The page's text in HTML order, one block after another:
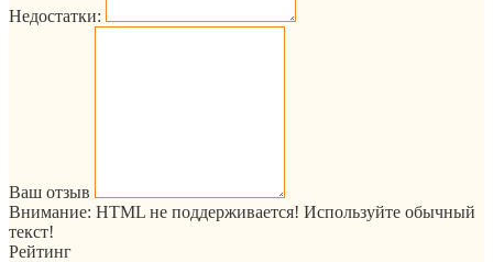
Недостатки:
Ваш отзыв
Внимание: HTML не поддерживается! Используйте обычный
текст!
Рейтинг